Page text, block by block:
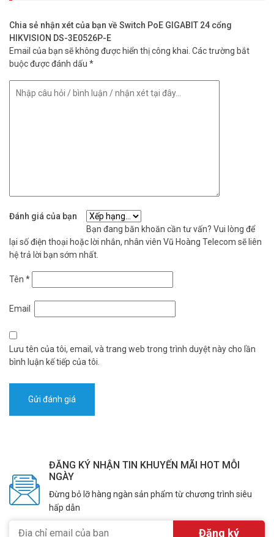
Chia sẻ nhận xét của bạn về Switch PoE GIGABIT 24 cổng
HIKVISION DS-3E0526P-E
Email của bạn sẽ không được hiển thị công khai. Các trường bắt
buộc được đánh dấu *
Đánh giá của bạn
Bạn đang băn khoăn cần tư vấn? Vui lòng để
lại số điện thoại hoặc lời nhắn, nhân viên Vũ Hoàng Telecom sẽ liên
hệ trả lời bạn sớm nhất.
Tên *
Email
Lưu tên của tôi, email, và trang web trong trình duyệt này cho lần
bình luận kế tiếp của tôi.
ĐĂNG KÝ NHẬN TIN KHUYẾN MÃI HOT MỖI
NGÀY
Đừng bỏ lỡ hàng ngàn sản phẩm từ chương trình siêu
hấp dẫn